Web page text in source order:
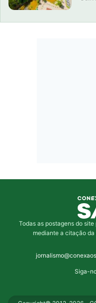
Todas as postagens do
mediante a citação da
Siga-